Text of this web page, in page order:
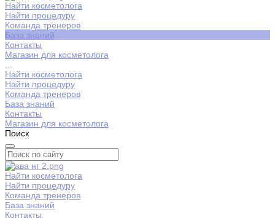
Найти косметолога
Найти процедуру
Команда тренеров
База знаний
Контакты
Магазин для косметолога
Найти косметолога
Найти процедуру
Команда тренеров
База знаний
Контакты
Магазин для косметолога
Поиск
Найти косметолога
Найти процедуру
Команда тренеров
База знаний
Контакты